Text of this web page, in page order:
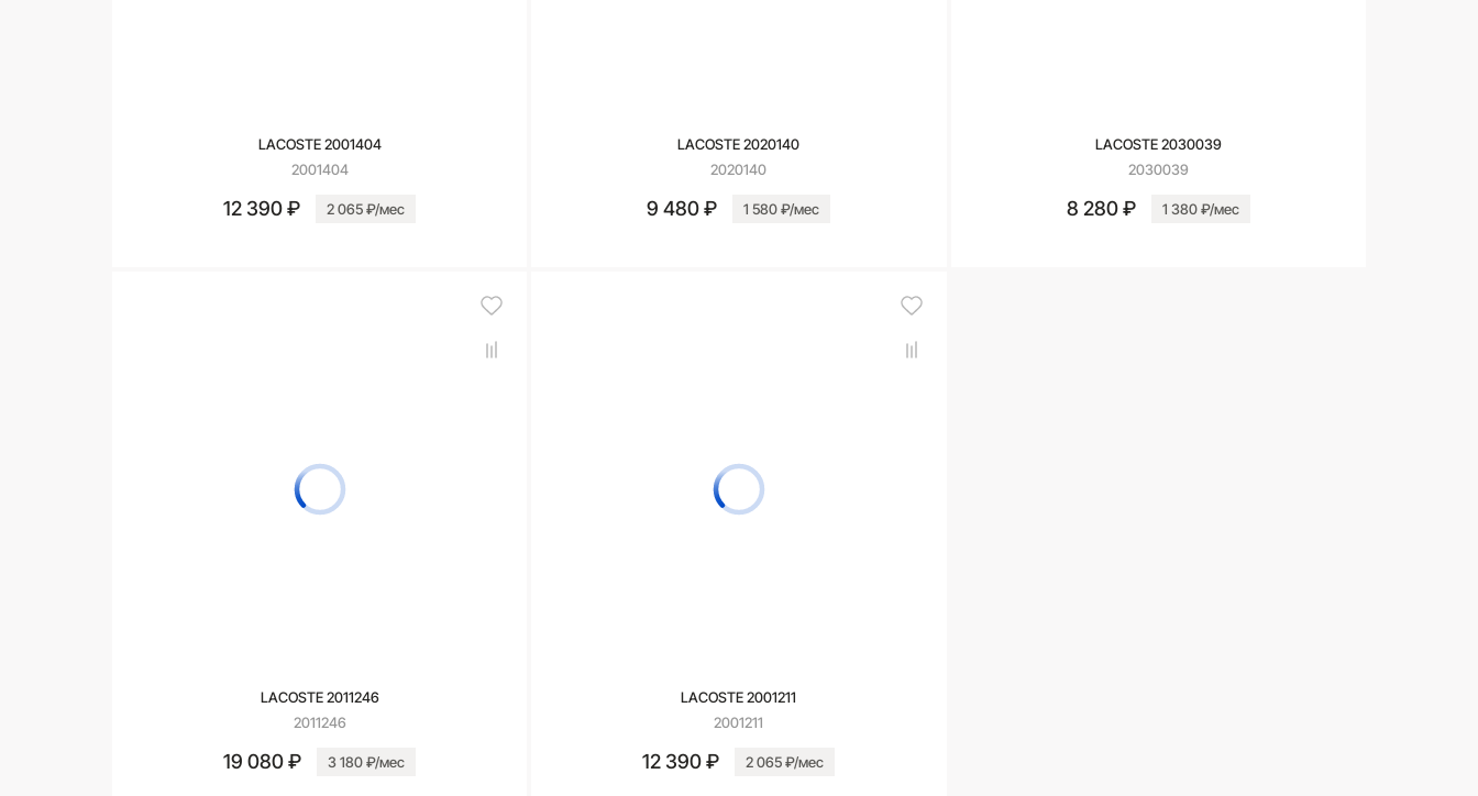
LACOSTE 2001404
2001404
12 390 ₽ 2 065 ₽/мес
LACOSTE 2020140
2020140
9 480 ₽ 1 580 ₽/мес
LACOSTE 2030039
2030039
8 280 ₽ 1 380 ₽/мес
LACOSTE 2011246
2011246
19 080 ₽ 3 180 ₽/мес
LACOSTE 2001211
2001211
12 390 ₽ 2 065 ₽/мес